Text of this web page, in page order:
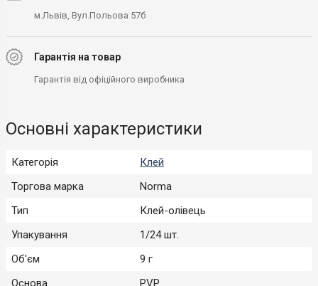
м.Львів, Вул.Польова 57б
Гарантія на товар
Гарантія від офіційного виробника
Основні характеристики
Категорія
Клей
Торгова марка
Norma
Тип
Клей-олівець
Упакування
1/24 шт.
Об'єм
9 г
Основа
PVP